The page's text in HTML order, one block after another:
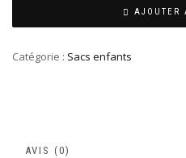
AJOUTER
Catégorie : Sacs enfants
AVIS (0)